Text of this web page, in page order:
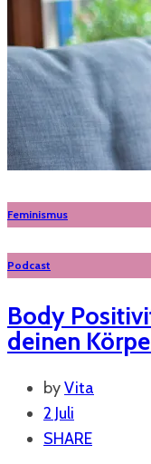
Feminismus
Podcast
Body
deinen
byVita
2 Juli
SHARE